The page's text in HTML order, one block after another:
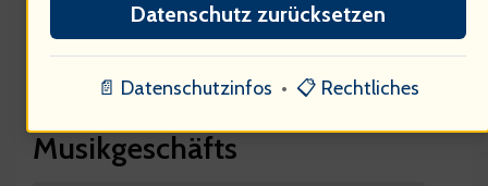
Politische Dimensionen des
Musikgeschäfts
Datenschutz zurücksetzen
📄 Datenschutzinfos • 📋 Rechtliches